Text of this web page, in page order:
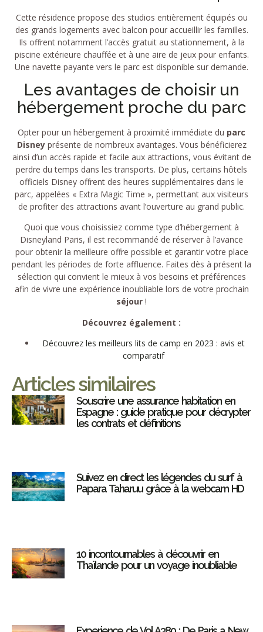
Articles similaires
Souscrire une assurance habitation en
Espagne : guide pratique pour décrypter
les contrats et définitions
Suivez en direct les légendes du surf à
Papara Taharuu grâce à la webcam HD
10 incontournables à découvrir en
Thaïlande pour un voyage inoubliable
Cette résidence propose des studios entièrement équipés ou
des grands logements avec balcon pour accueillir les familles.
Ils offrent notamment l’accès gratuit au stationnement, à la
piscine extérieure chauffée et à une aire de jeux pour enfants.
Une navette payante vers le parc est disponible sur demande.
Les avantages de choisir un
hébergement proche du parc
Opter pour un hébergement à proximité immédiate du parc
Disneyprésente de nombreux avantages. Vous bénéficierez
ainsi d’un accès rapide et facile aux attractions, vous évitant de
perdre du temps dans les transports. De plus, certains hôtels
officiels Disney offrent des heures supplémentaires dans le
parc, appelées « Extra Magic Time », permettant aux visiteurs
de profiter des attractions avant l’ouverture au grand public.
Quoi que vous choisissiez comme type d’hébergement à
Disneyland Paris, il est recommandé de réserver à l’avance
pour obtenir la meilleure offre possible et garantir votre place
pendant les périodes de forte affluence. Faites dès à présent la
sélection qui convient le mieux à vos besoins et préférences
afin de vivre une expérience inoubliable lors de votre prochain
séjour !
Découvrez également :
Découvrez les meilleurs lits de camp en 2023 : avis et
comparatif